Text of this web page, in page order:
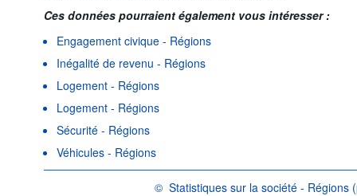
Ces données pourraient également vous intéresser :
Engagement civique - Régions
Inégalité de revenu - Régions
Logement - Régions
Logement - Régions
Sécurité - Régions
Véhicules - Régions
© Statistiques sur la société - Régions